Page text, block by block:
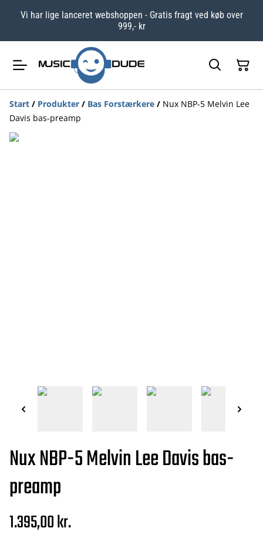
Vi har lige lanceret webshoppen - Gratis fragt ved køb over
999,- kr
Start / Produkter / Bas Forstærkere / Nux NBP-5 Melvin Lee
Davis bas-preamp
Nux NBP-5 Melvin Lee Davis bas-
preamp
1.395,00 kr.